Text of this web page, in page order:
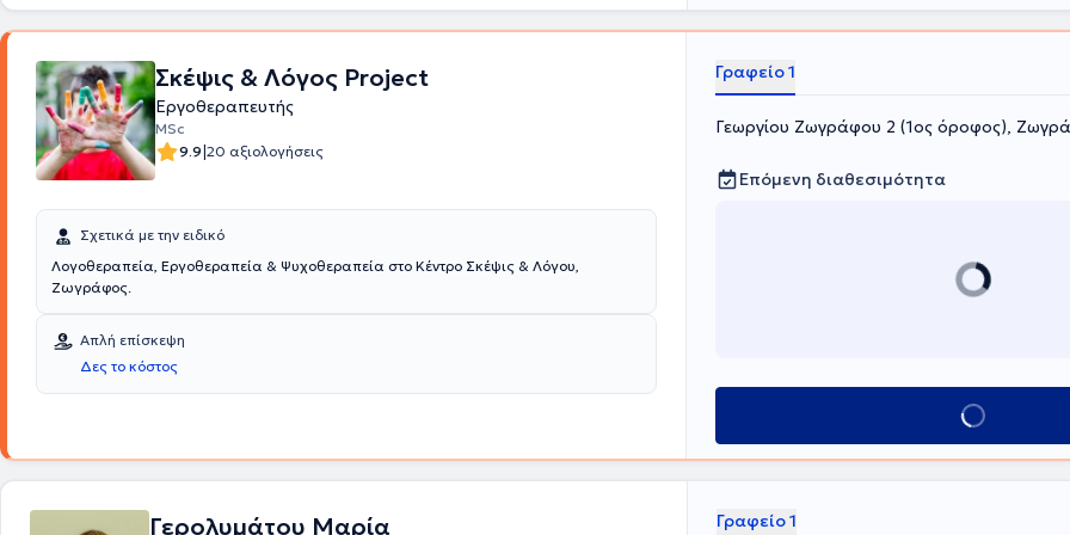
Σκέψις & Λόγος Project
Εργοθεραπευτής
MSc
9.9|20 αξιολογήσεις
Σχετικά με την ειδικό
Λογοθεραπεία, Εργοθεραπεία & Ψυχοθεραπεία στο Κέντρο Σκέψις & Λόγου,
Ζωγράφος.
Απλή επίσκεψη
Δες το κόστος
Γραφείο 1
Γεωργίου Ζωγράφου 2 (1ος όροφος),
Επόμενη διαθεσιμότητα
Κλείσε ραντεβού
Γερολυμάτου Μαρία Γραφείο 1